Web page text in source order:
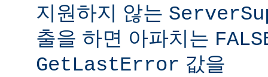
지원하지 않는
출을 하면 아파치는
GetLastError 값을